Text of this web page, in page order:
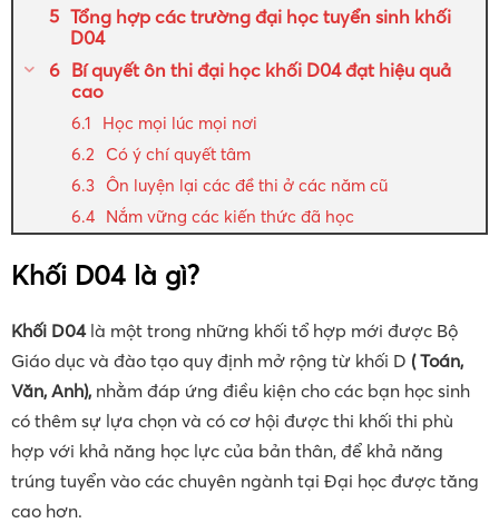
Tổng hợp các trường đại học tuyển sinh khối
D04
Bí quyết ôn thi đại học khối D04 đạt hiệu quả
cao
Học mọi lúc mọi nơi
Có ý chí quyết tâm
Ôn luyện lại các đề thi ở các năm cũ
Nắm vững các kiến thức đã học
Khối D04 là gì?
Khối D04là một trong những khối tổ hợp mới được Bộ
Giáo dục và đào tạo quy định mở rộng từ khối D ( Toán,
Văn, Anh), nhằm đáp ứng điều kiện cho các bạn học sinh
có thêm sự lựa chọn và có cơ hội được thi khối thi phù
hợp với khả năng học lực của bản thân, để khả năng
trúng tuyển vào các chuyên ngành tại Đại học được tăng
cao hơn.